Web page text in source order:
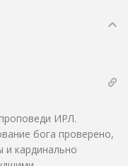
ИРЛ.
бога проверено,
кардинально